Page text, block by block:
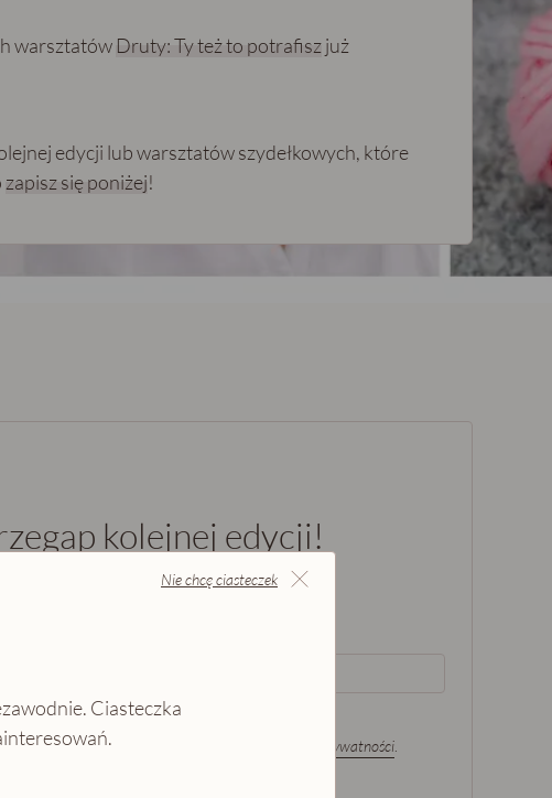
warsztatówDruty: Ty też to potrafiszjuż
edycji lub warsztatów szydełkowych, które
zapisz się poniżej!
kolejnej edycji!
moich danych osobowych zgodnie z polityką prywatności.
Nie chcę ciasteczek
Ciasteczka